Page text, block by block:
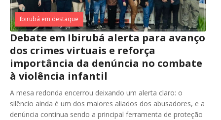
Ibirubá em destaque
Debate em Ibirubá alerta para avanço
dos crimes virtuais e reforça
importância da denúncia no combate
à violência infantil
A mesa redonda encerrou deixando um alerta claro: o
silêncio ainda é um dos maiores aliados dos abusadores, e a
denúncia continua sendo a principal ferramenta de proteção